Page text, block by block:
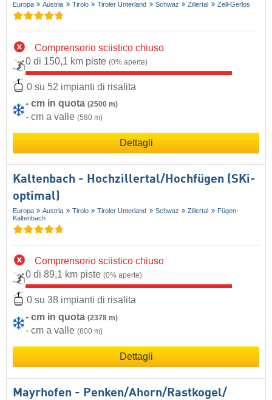
Europa Austria Tirolo Tiroler Unterland Schwaz Zillertal Zell-Gerlos
Comprensorio sciistico chiuso
0 di 150,1 km piste (0% aperte)
0 su 52 impianti di risalita
- cm in quota (2500 m)
- cm a valle (580 m)
Dettagli
Kaltenbach - Hochzillertal/​Hochfügen (SKi-
optimal)
Europa Austria Tirolo Tiroler Unterland Schwaz Zillertal
Fügen-
Kaltenbach
Comprensorio sciistico chiuso
0 di 89,1 km piste (0% aperte)
0 su 38 impianti di risalita
- cm in quota (2378 m)
- cm a valle (600 m)
Dettagli
Mayrhofen - Penken/​Ahorn/​Rastkogel/​